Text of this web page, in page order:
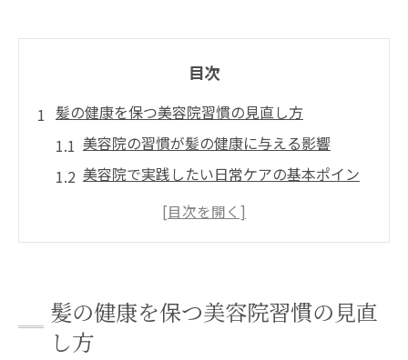
目次
髪の健康を保つ美容院習慣の見直し方
美容院の習慣が髪の健康に与える影響
美容院で実践したい日常ケアの基本ポイン
点
美容院での相談が髪質改善に役立つ理由
髪の健康を保つ美容院習慣の見直
し方